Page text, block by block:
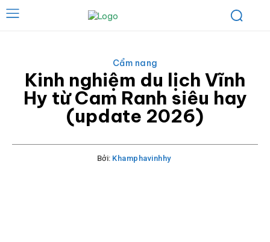
Cẩm nang
Kinh nghiệm du lịch Vĩnh
Hy từ Cam Ranh siêu hay
(update 2026)
Bởi: Khamphavinhhy